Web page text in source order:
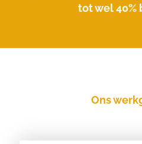
tot wel 40%
Ons